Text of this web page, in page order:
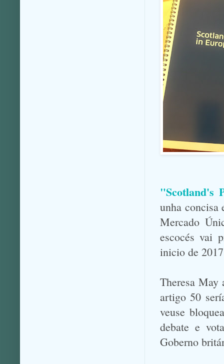
"Scotland's
unha concisa
Mercado
escocés vai
inicio de
Theresa May
artigo 50
veuse
debate e
Goberno